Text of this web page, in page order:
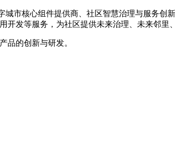
市核心组件提供商、社区智慧治理与服务
发等服务，为社区提供未来治理、未来邻里
品的创新与研发。